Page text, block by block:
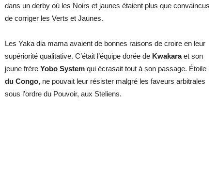
dans un derby où les Noirs et jaunes étaient plus que convaincus
de corriger les Verts et Jaunes.
Les Yaka dia mama avaient de bonnes raisons de croire en leur
supériorité qualitative. C’était l’équipe dorée de Kwakaraet son
jeune frère Yobo System qui écrasait tout à son passage. Étoile
du Congo, ne pouvait leur résister malgré les faveurs arbitrales
sous l’ordre du Pouvoir, aux Steliens.